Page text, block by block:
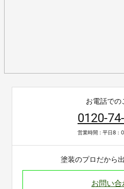
お電話での
0120-
営業時間 : 平日8：
塗装のプロだから
お問い合